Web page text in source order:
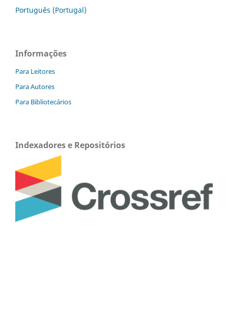
Português (Portugal)
Informações
Para Leitores
Para Autores
Para Bibliotecários
Indexadores e Repositórios